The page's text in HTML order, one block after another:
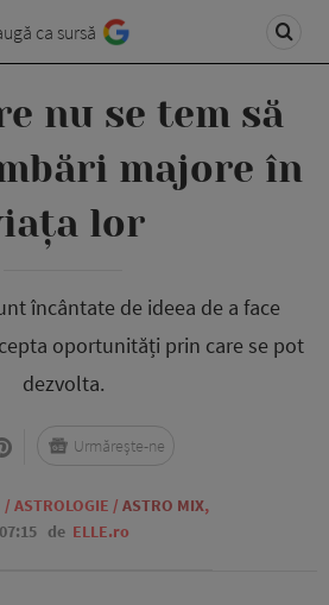
ca sursă
nu se tem să
majore în
lor
încântate de ideea de a face
oportunități prin care se pot
dezvolta.
/ ASTROLOGIE / ASTRO MIX,
de ELLE.ro
Urmărește-ne